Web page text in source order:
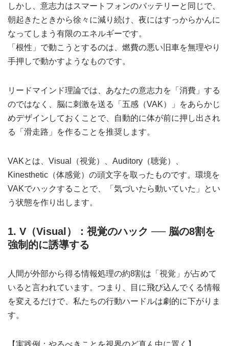
しかし、意志力はスマートフォンのバッテリーと同じで、
朝起きたときから徐々に減り続け、夜にはすっからかんに
なってしまう有限のエネルギーです。
「根性」で動こうとするのは、燃費の悪い旧車を無理やり
手押しで動かすようなものです。
リードマインド理論では、あなたの意志力を「消費」する
のではなく、脳に刺激を送る「五感（VAK）」をあらかじ
めデザインしておくことで、自動的に体が前に押し出され
る「滑走路」を作ることを推奨します。
VAKとは、Visual（視覚）、Auditory（聴覚）、
Kinesthetic（体感覚）の頭文字を取ったものです。環境を
VAKでハックすることで、「気づいたら動いていた」とい
う状態を作り出します。
1. V（Visual）：視覚のハック ── 脳の8割を
強制的に誘導する
人間が外部から得る情報処理の約8割は「視覚」が占めて
いると言われています。つまり、目に飛び込んでくる情報
を変えるだけで、私たちの行動ハードルは劇的に下がりま
す。
【実践例：やるべきことを視界のど真ん中に置く】